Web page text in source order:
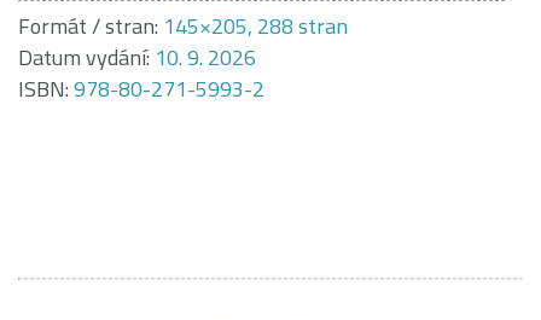
Formát / stran: 145×205, 288 stran
Datum vydání: 10. 9. 2026
ISBN:978-80-271-5993-2